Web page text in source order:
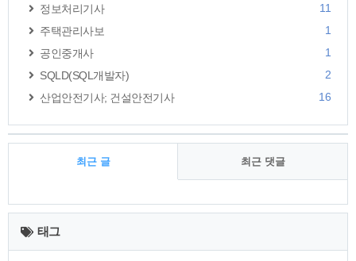
정보처리기사
11
주택관리사보
1
공인중개사
1
SQLD(SQL개발자)
2
산업안전기사; 건설안전기사
16
최근 글 최근 댓글
최
근
글
태그